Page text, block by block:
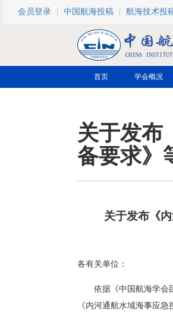
跳转到主要内容
会员登录 中国航海投稿 航海技术投
首页 学会概况
关于发布
备要求》
关于发布《
各有关单位：
依据《中国航海学会
《内河通航水域海事应